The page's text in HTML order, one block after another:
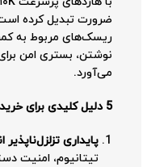
ضرورت تبدیل کرده
ریسک‌های مربوط به
نوشتن، بستری امن
می‌آورد.
5 دلیل کلیدی برای خرید محصول:
پایداری تزلزل‌ناپذیر
تیتانیوم، امنیت